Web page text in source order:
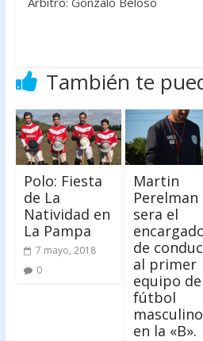
También te
Polo: Fiesta
de La
Natividad en
La Pampa
7 mayo, 2018
0
Martin
Perelman
sera el
de
al primer
equipo de
fútbol
masculino
en la «B».